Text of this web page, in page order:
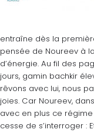
entraîne dès la
pensée de Noureev à
d’énergie. Au fil des
jours, gamin bachkir
rêvons avec lui, nous
joies. Car Noureev,
avec en plus ce
cesse de s’interroger :